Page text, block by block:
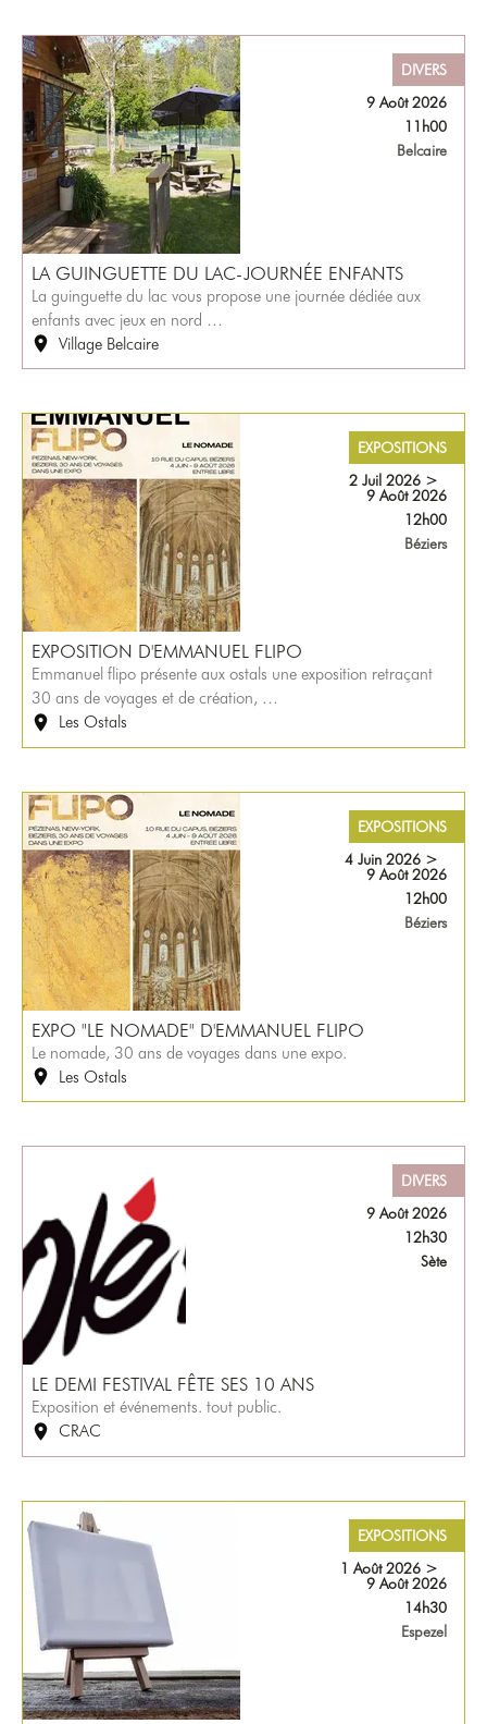
DIVERS
9 Août 2026
11h00
Belcaire
LA GUINGUETTE DU LAC-JOURNÉE ENFANTS
La guinguette du lac vous propose une journée dédiée aux
enfants avec jeux en nord …
Village Belcaire
EXPOSITIONS
2 Juil 2026 >
9 Août 2026
12h00
Béziers
EXPOSITION D'EMMANUEL FLIPO
Emmanuel flipo présente aux ostals une exposition retraçant
30 ans de voyages et de création, …
Les Ostals
EXPOSITIONS
4 Juin 2026 >
9 Août 2026
12h00
Béziers
EXPO "LE NOMADE" D'EMMANUEL FLIPO
Le nomade, 30 ans de voyages dans une expo.
Les Ostals
DIVERS
9 Août 2026
12h30
Sète
LE DEMI FESTIVAL FÊTE SES 10 ANS
Exposition et événements. tout public.
CRAC
EXPOSITIONS
1 Août 2026 >
9 Août 2026
14h30
Espezel